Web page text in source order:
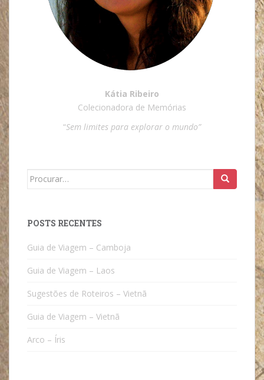
Kátia Ribeiro
Colecionadora de Memórias
“Sem limites para explorar o mundo”
Search
POSTS RECENTES
Guia de Viagem – Camboja
Guia de Viagem – Laos
Sugestões de Roteiros – Vietnã
Guia de Viagem – Vietnã
Arco – Íris